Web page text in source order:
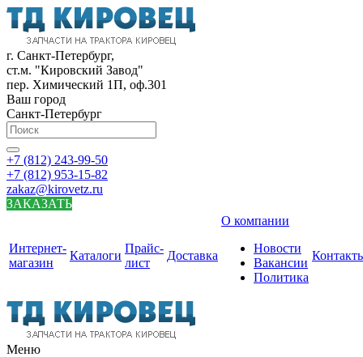
г. Санкт-Петербург,
ст.м. "Кировский Завод"
пер. Химический 1П, оф.301
Ваш город
Санкт-Петербург
+7 (812) 243-99-50
+7 (812) 953-15-82
zakaz@kirovetz.ru
ЗАКАЗАТЬ
Интернет-
магазин
Каталоги
Прайс-
лист
Доставка
О компании
Новости
Вакансии
Политика
Меню